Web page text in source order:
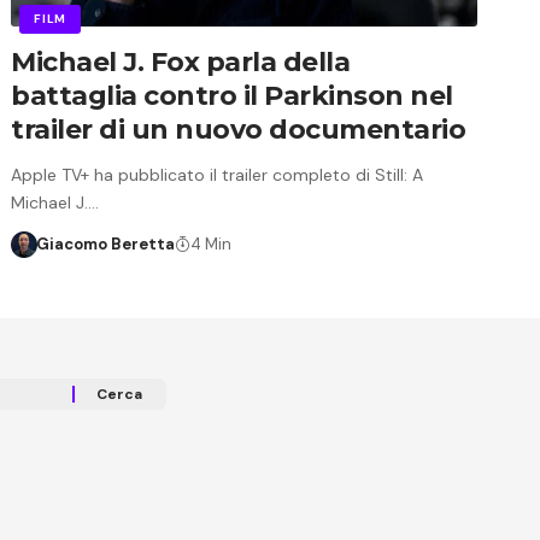
FILM
Michael J. Fox parla della
battaglia contro il Parkinson nel
trailer di un nuovo documentario
Apple TV+ ha pubblicato il trailer completo di Still: A
Michael J.…
Giacomo Beretta 4 Min